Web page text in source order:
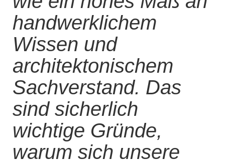
handwerklichem
Wissen und
architektonischem
Sachverstand. Das
sind sicherlich
wichtige Gründe,
warum sich unsere